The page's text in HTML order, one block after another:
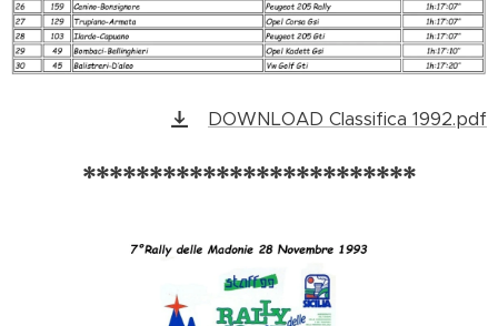
DOWNLOAD Classifica 1992.pdf
*************************